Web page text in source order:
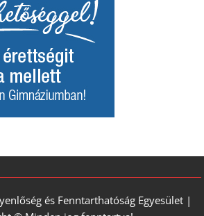
és Fenntarthatóság Egyesület |